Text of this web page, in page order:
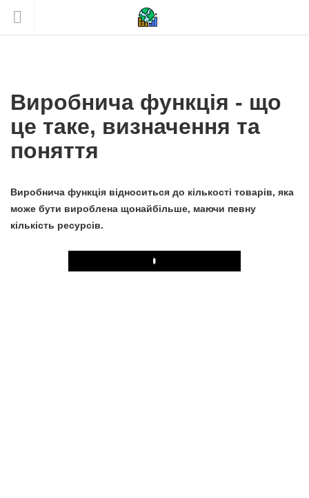
Виробнича функція - що
це таке, визначення та
поняття
Виробнича функція відноситься до кількості товарів, яка
може бути вироблена щонайбільше, маючи певну
кількість ресурсів.
Play